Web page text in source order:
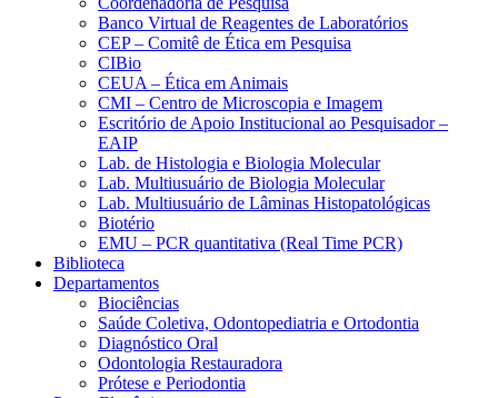
Banco Virtual de Reagentes de Laboratórios
CEP – Comitê de Ética em Pesquisa
CIBio
CEUA – Ética em Animais
CMI – Centro de Microscopia e Imagem
Escritório de Apoio Institucional ao Pesquisador –
EAIP
Lab. de Histologia e Biologia Molecular
Lab. Multiusuário de Biologia Molecular
Lab. Multiusuário de Lâminas Histopatológicas
Biotério
EMU – PCR quantitativa (Real Time PCR)
Biblioteca
Departamentos
Biociências
Saúde Coletiva, Odontopediatria e Ortodontia
Diagnóstico Oral
Odontologia Restauradora
Prótese e Periodontia